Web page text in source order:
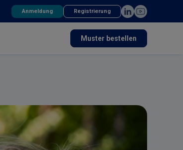
Anmeldung Registrierung
Muster bestellen